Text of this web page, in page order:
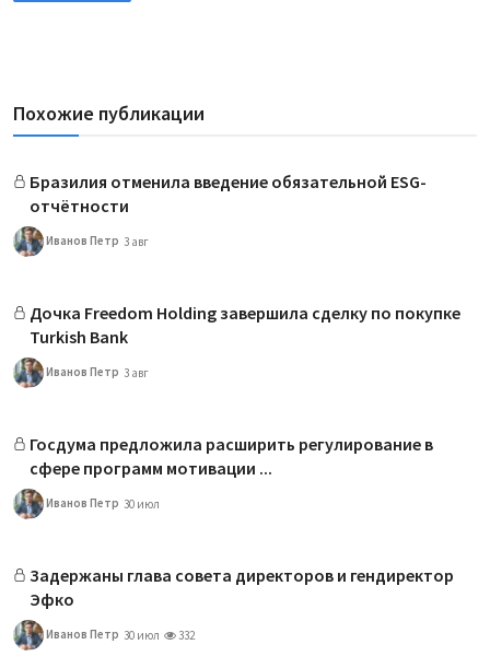
Похожие публикации
Бразилия отменила введение обязательной ESG-
отчётности
Иванов Петр 3 авг
Дочка Freedom Holding завершила сделку по покупке
Turkish Bank
Иванов Петр 3 авг
Госдума предложила расширить регулирование в
сфере программ мотивации ...
Иванов Петр 30 июл
Задержаны глава совета директоров и гендиректор
Эфко
Иванов Петр 30 июл 332